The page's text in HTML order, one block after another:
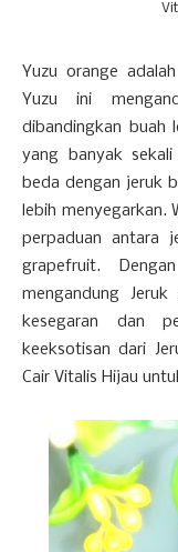
Yuzu orange
Yuzu ini
dibandingkan buah
yang banyak
beda dengan jeruk
lebih menyegarkan.
perpaduan antara
grapefruit.
mengandung
kesegaran dan
keeksotisan dari
Cair Vitalis Hijau